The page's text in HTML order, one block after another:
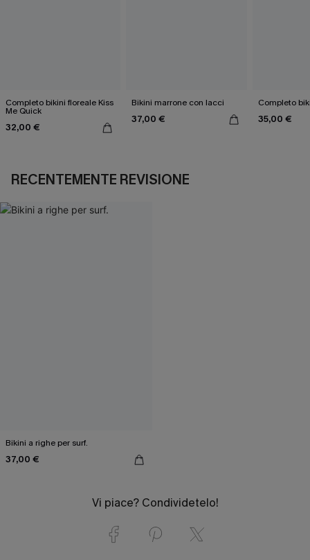
Completo bikini floreale Kiss
Me Quick
32,00 €
Bikini marrone con lacci
37,00 €
Completo
35,00 €
RECENTEMENTE REVISIONE
Bikini a righe per surf.
37,00 €
Vi piace? Condividetelo!